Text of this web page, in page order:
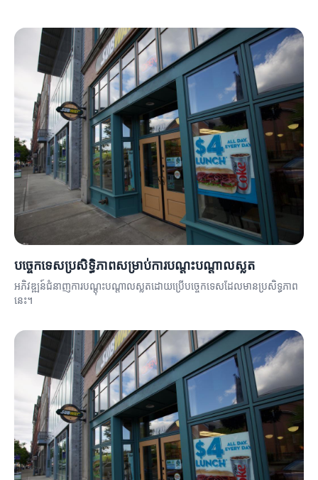
បច្ចេកទេសប្រសិទ្ធិភាពសម្រាប់ការបណ្តុះបណ្តាលស្លត
អភិវឌ្ឍន៍ជំនាញការបណ្តុះបណ្តាលស្លតដោយប្រើបច្ចេកទេសដែលមានប្រសិទ្ធភាព
នេះ។